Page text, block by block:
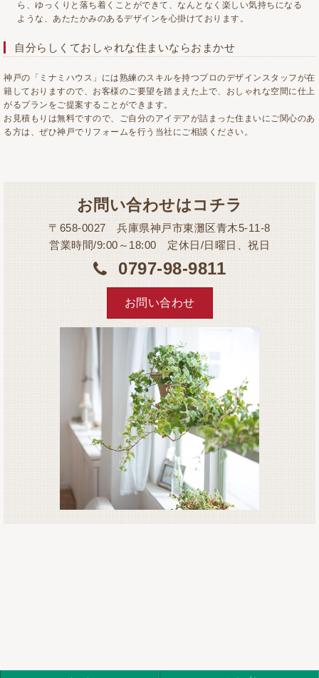
ら、ゆっくりと落ち着くことができて、なんとなく楽しい気持ちになる
ような、あたたかみのあるデザインを心掛けております。
自分らしくておしゃれな住まいならおまかせ
神戸の「ミナミハウス」には熟練のスキルを持つプロのデザインスタッフが在
籍しておりますので、お客様のご要望を踏まえた上で、おしゃれな空間に仕上
がるプランをご提案することができます。
お見積もりは無料ですので、ご自分のアイデアが詰まった住まいにご関心のあ
る方は、ぜひ神戸でリフォームを行う当社にご相談ください。
お問い合わせはコチラ
〒658-0027 兵庫県神戸市東灘区青木5-11-8
営業時間/9:00～18:00 定休日/日曜日、祝日
0797-98-9811
お問い合わせ